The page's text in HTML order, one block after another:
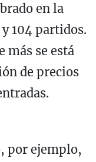
en la
104 partidos.
más se está
de precios
por ejemplo,